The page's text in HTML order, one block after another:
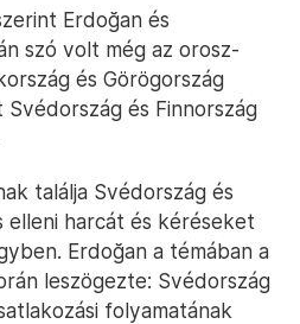
Erdoğan és
szó volt még az orosz-
és Görögország
és Finnország
találja Svédország és
elleni harcát és kéréseket
Erdoğan a témában a
leszögezte: Svédország
folyamatának